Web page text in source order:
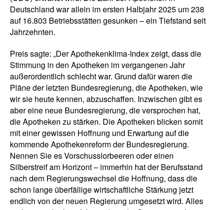
Deutschland war allein im ersten Halbjahr 2025 um 238
auf 16.803 Betriebsstätten gesunken – ein Tiefstand seit
Jahrzehnten.
Preis sagte: „Der Apothekenklima-Index zeigt, dass die
Stimmung in den Apotheken im vergangenen Jahr
außerordentlich schlecht war. Grund dafür waren die
Pläne der letzten Bundesregierung, die Apotheken, wie
wir sie heute kennen, abzuschaffen. Inzwischen gibt es
aber eine neue Bundesregierung, die versprochen hat,
die Apotheken zu stärken. Die Apotheken blicken somit
mit einer gewissen Hoffnung und Erwartung auf die
kommende Apothekenreform der Bundesregierung.
Nennen Sie es Vorschusslorbeeren oder einen
Silberstreif am Horizont – immerhin hat der Berufsstand
nach dem Regierungswechsel die Hoffnung, dass die
schon lange überfällige wirtschaftliche Stärkung jetzt
endlich von der neuen Regierung umgesetzt wird. Alles